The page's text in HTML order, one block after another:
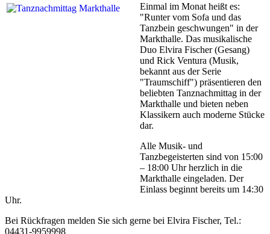
Einmal im Monat heißt es:
"Runter vom Sofa und das
Tanzbein geschwungen" in der
Markthalle. Das musikalische
Duo Elvira Fischer (Gesang)
und Rick Ventura (Musik,
bekannt aus der Serie
"Traumschiff") präsentieren den
beliebten Tanznachmittag in der
Markthalle und bieten neben
Klassikern auch moderne Stücke
dar.
Alle Musik- und
Tanzbegeisterten sind von 15:00
– 18:00 Uhr herzlich in die
Markthalle eingeladen. Der
Einlass beginnt bereits um 14:30
Uhr.
Bei Rückfragen melden Sie sich gerne bei Elvira Fischer, Tel.:
04431-9959998